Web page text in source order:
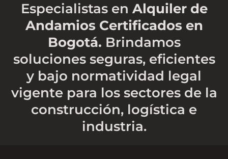
Especialistas en Alquiler de
Andamios Certificados en
Bogotá. Brindamos
soluciones seguras, eficientes
y bajo normatividad legal
vigente para los sectores de la
construcción, logística e
industria.